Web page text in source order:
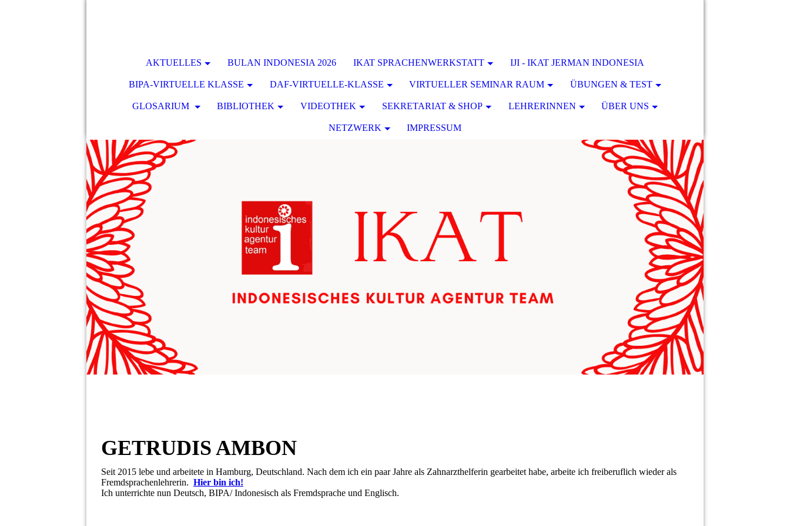
AKTUELLES BULAN INDONESIA 2026 IKAT SPRACHENWERKSTATT IJI - IKAT JERMAN INDONESIA
BIPA-VIRTUELLE KLASSE DAF-VIRTUELLE-KLASSE VIRTUELLER SEMINAR RAUM ÜBUNGEN & TEST
GLOSARIUM BIBLIOTHEK VIDEOTHEK SEKRETARIAT & SHOP LEHRERINNEN ÜBER UNS
NETZWERK IMPRESSUM
GETRUDIS AMBON
Seit 2015 lebe und arbeitete in Hamburg, Deutschland. Nach dem ich ein paar Jahre als Zahnarzthelferin gearbeitet habe, arbeite ich freiberuflich wieder als
Fremdsprachenlehrerin. Hier bin ich!
Ich unterrichte nun Deutsch, BIPA/ Indonesisch als Fremdsprache und Englisch.